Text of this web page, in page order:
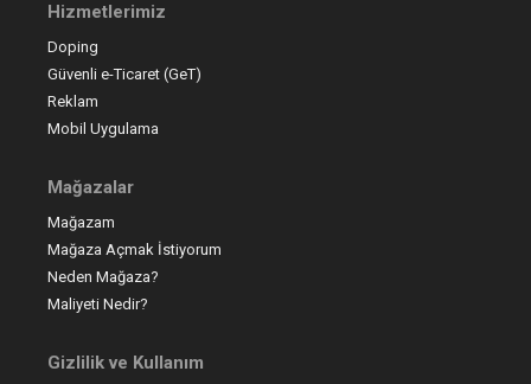
Hizmetlerimiz
Doping
Güvenli e-Ticaret (GeT)
Reklam
Mobil Uygulama
Mağazalar
Mağazam
Mağaza Açmak İstiyorum
Neden Mağaza?
Maliyeti Nedir?
Gizlilik ve Kullanım